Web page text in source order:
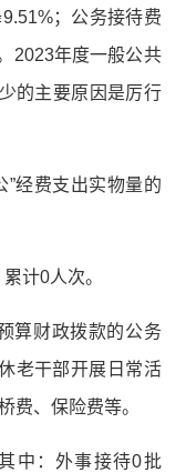
；公务接待费
2023年度一般公共
的主要原因是厉行
”经费支出实物量的
计0人次。
算财政拨款的公务
老干部开展日常活
费、保险费等。
中：外事接待0批